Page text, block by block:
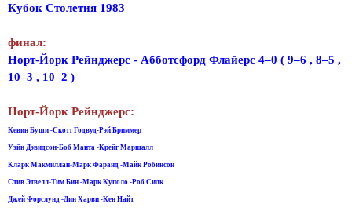
Кубок Столетия 1983
финал:
Норт-Йорк Рейнджерс - Aбботсфорд Флайерс 4–0 ( 9–6 , 8–5 ,
10–3 , 10–2 )
Норт-Йорк Рейнджерс:
Кевин Буши -Скотт Годвуд-Рэй Бриммер
Уэйн Дэвидсон-Боб Манта -Крейг Маршалл
Кларк Макмиллан-Марк Фаранд -Майк Робинсон
Стив Этвелл-Тим Бин -Марк Куполо -Роб Силк
Джей Форслунд -Дин Харви -Кен Найт